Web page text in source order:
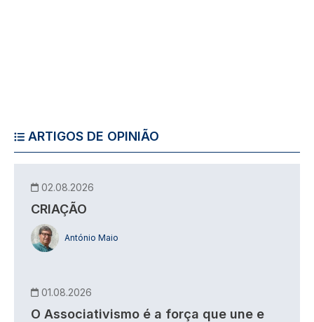
ARTIGOS DE OPINIÃO
02.08.2026
CRIAÇÃO
António Maio
01.08.2026
O Associativismo é a força que une e